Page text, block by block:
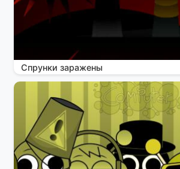
Спрунки заражены